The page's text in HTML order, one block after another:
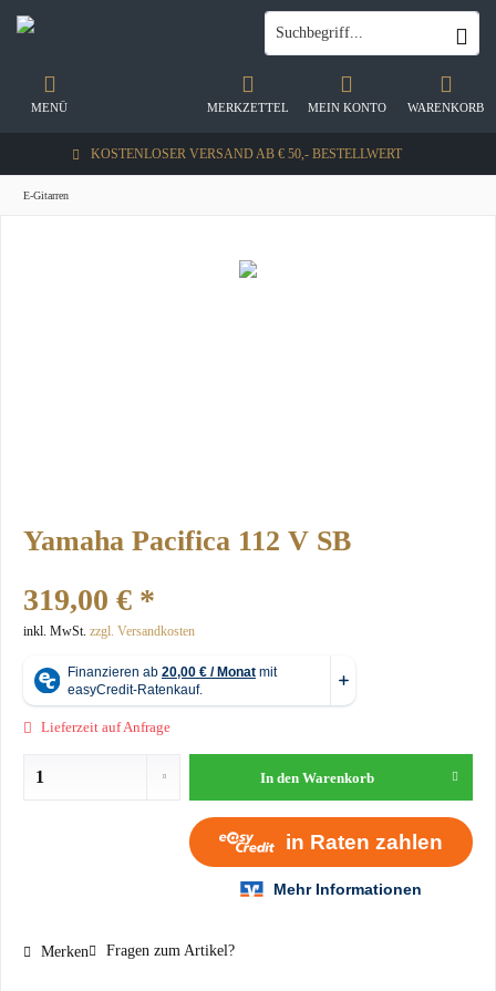
KOSTENLOSER VERSAND AB € 50,- BESTELLWERT
WARENKORB
MERKZETTEL MEIN KONTO
MENÜ
E-Gitarren
Yamaha Pacifica 112 V SB
319,00 € *
inkl. MwSt. zzgl. Versandkosten
Lieferzeit auf Anfrage
In den Warenkorb
Merken Fragen zum Artikel?